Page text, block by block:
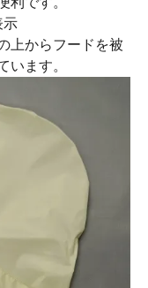
上からフードを被
います。